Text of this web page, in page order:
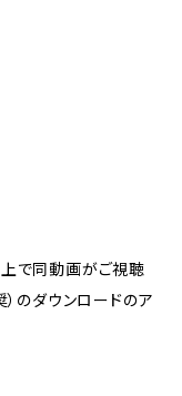
で同動画がご視聴
のダウンロードのア